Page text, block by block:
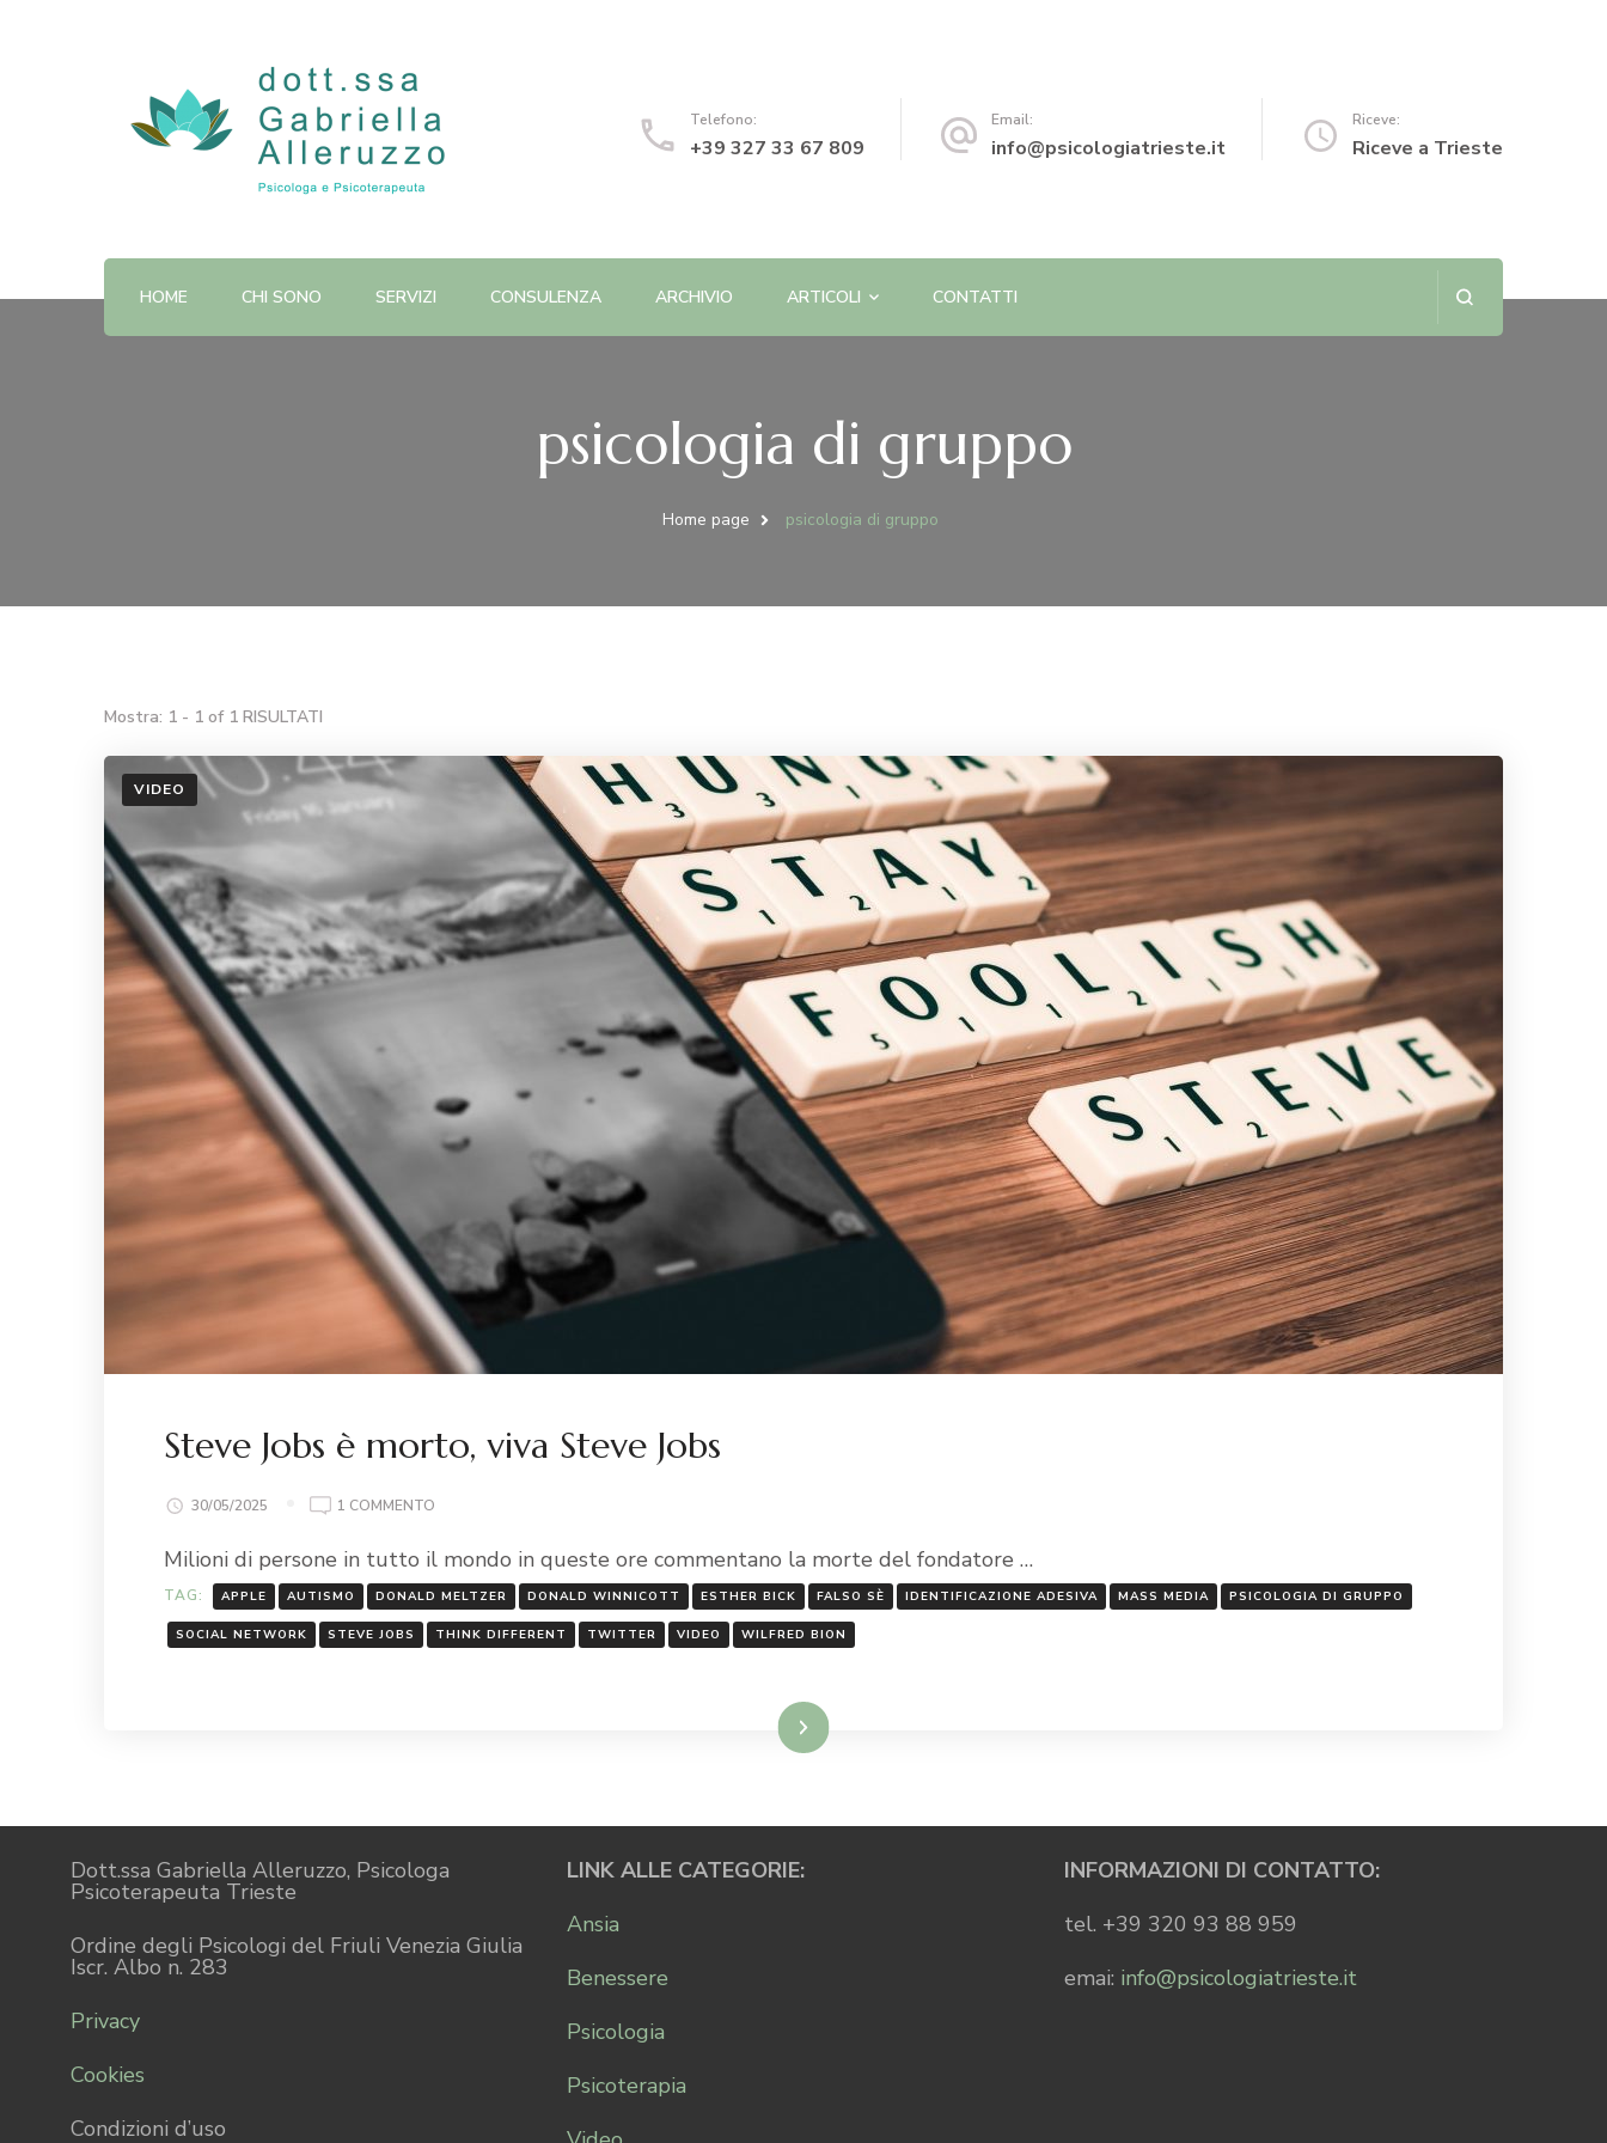
Dott.ssa Gabriella Alleruzzo | Psicologa e Psicoterapeuta
Telefono:
+39 327 33 67 809
Email:
info@psicologiatrieste.it
Riceve:
Riceve a Trieste
HOME CHI SONO SERVIZI CONSULENZA ARCHIVIO ARTICOLI CONTATTI
psicologia di gruppo
Home page psicologia di gruppo
Mostra: 1 - 1 of 1 RISULTATI
VIDEO
Steve Jobs è morto, viva Steve Jobs
30/05/2025 1 COMMENTO
Milioni di persone in tutto il mondo in queste ore commentano la morte del fondatore …
TAG: APPLE AUTISMO DONALD MELTZER DONALD WINNICOTT ESTHER BICK FALSO SÈ IDENTIFICAZIONE ADESIVA MASS MEDIA PSICOLOGIA DI GRUPPO
SOCIAL NETWORK STEVE JOBS THINK DIFFERENT TWITTER VIDEO WILFRED BION
Leggi...
Dott.ssa Gabriella Alleruzzo, Psicologa
Psicoterapeuta Trieste
Ordine degli Psicologi del Friuli Venezia Giulia
Iscr. Albo n. 283
Privacy
Cookies
Condizioni d’uso
LINK ALLE CATEGORIE:
Ansia
Benessere
Psicologia
Psicoterapia
INFORMAZIONI DI CONTATTO:
tel. +39 320 93 88 959
emai: info@psicologiatrieste.it